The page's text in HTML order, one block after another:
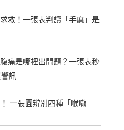
救！一張表判讀「手麻」是
痛是哪裡出問題？一張表秒
訊
一張圖辨別四種「喉嚨